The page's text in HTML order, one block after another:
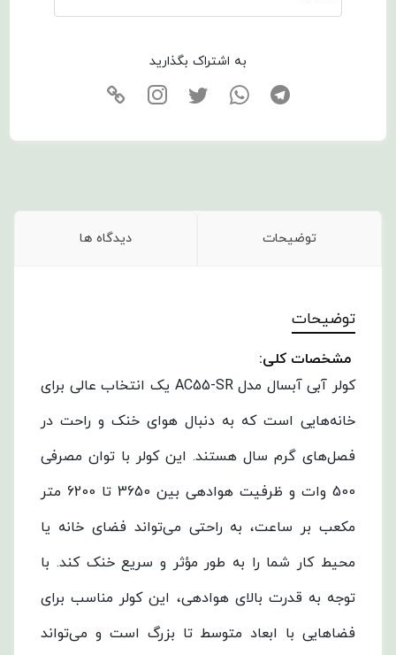
به اشتراک بگذارید
توضیحات دیدگاه ها
توضیحات
مشخصات کلی:
کولر آبی آبسال مدل AC55-SR یک انتخاب عالی برای
خانه‌هایی است که به دنبال هوای خنک و راحت در
فصل‌های گرم سال هستند. این کولر با توان مصرفی
500 وات و ظرفیت هوادهی بین 3650 تا 6200 متر
مکعب بر ساعت، به راحتی می‌تواند فضای خانه یا
محیط کار شما را به طور مؤثر و سریع خنک کند. با
توجه به قدرت بالای هوادهی، این کولر مناسب برای
فضاهایی با ابعاد متوسط تا بزرگ است و می‌تواند